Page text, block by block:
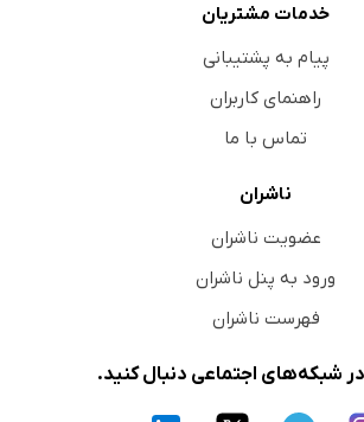
خدمات مشتریان
پیام به پشتیبانی
راهنمای کاربران
تماس با ما
ناشران
عضویت ناشران
ورود به پنل ناشران
فهرست ناشران
در شبکه‌های اجتماعی دنبال کنید.